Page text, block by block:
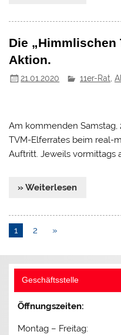
Die „Himmlischen
Aktion.
21.01.2020 11er-Rat ,
Am kommenden Samstag,
TVM-Elferrates beim real-
Auftritt. Jeweils vormittags
» Weiterlesen
1 2 »
Geschäftsstelle
Öffnungszeiten:
Montag – Freitag: